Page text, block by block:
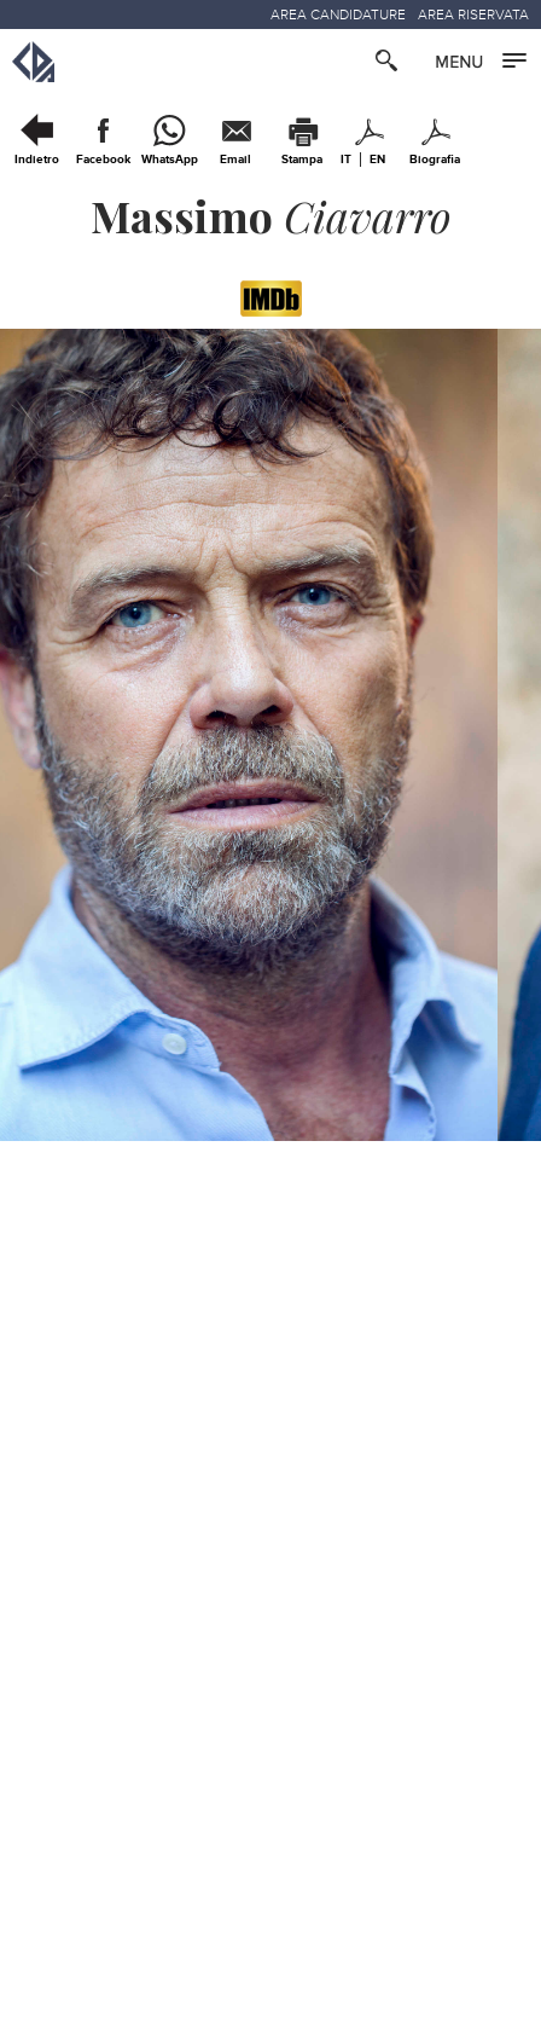
AREA CANDIDATURE AREA RISERVATA
Indietro Facebook WhatsApp Email Stampa IT EN Biografia
Massimo Ciavarro